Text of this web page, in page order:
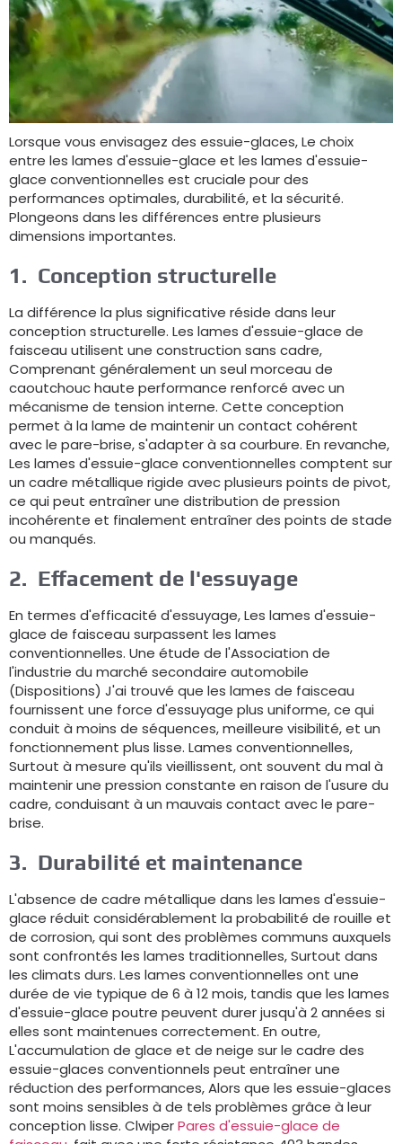
Lorsque vous envisagez des essuie-glaces, Le choix
entre les lames d'essuie-glace et les lames d'essuie-
glace conventionnelles est cruciale pour des
performances optimales, durabilité, et la sécurité.
Plongeons dans les différences entre plusieurs
dimensions importantes.
1. Conception structurelle
La différence la plus significative réside dans leur
conception structurelle. Les lames d'essuie-glace de
faisceau utilisent une construction sans cadre,
Comprenant généralement un seul morceau de
caoutchouc haute performance renforcé avec un
mécanisme de tension interne. Cette conception
permet à la lame de maintenir un contact cohérent
avec le pare-brise, s'adapter à sa courbure. En revanche,
Les lames d'essuie-glace conventionnelles comptent sur
un cadre métallique rigide avec plusieurs points de pivot,
ce qui peut entraîner une distribution de pression
incohérente et finalement entraîner des points de stade
ou manqués.
2. Effacement de l'essuyage
En termes d'efficacité d'essuyage, Les lames d'essuie-
glace de faisceau surpassent les lames
conventionnelles. Une étude de l'Association de
l'industrie du marché secondaire automobile
(Dispositions) J'ai trouvé que les lames de faisceau
fournissent une force d'essuyage plus uniforme, ce qui
conduit à moins de séquences, meilleure visibilité, et un
fonctionnement plus lisse. Lames conventionnelles,
Surtout à mesure qu'ils vieillissent, ont souvent du mal à
maintenir une pression constante en raison de l'usure du
cadre, conduisant à un mauvais contact avec le pare-
brise.
3. Durabilité et maintenance
L'absence de cadre métallique dans les lames d'essuie-
glace réduit considérablement la probabilité de rouille et
de corrosion, qui sont des problèmes communs auxquels
sont confrontés les lames traditionnelles, Surtout dans
les climats durs. Les lames conventionnelles ont une
durée de vie typique de 6 à 12 mois, tandis que les lames
d'essuie-glace poutre peuvent durer jusqu'à 2 années si
elles sont maintenues correctement. En outre,
L'accumulation de glace et de neige sur le cadre des
essuie-glaces conventionnels peut entraîner une
réduction des performances, Alors que les essuie-glaces
sont moins sensibles à de tels problèmes grâce à leur
conception lisse. ClwiperPares d'essuie-glace de